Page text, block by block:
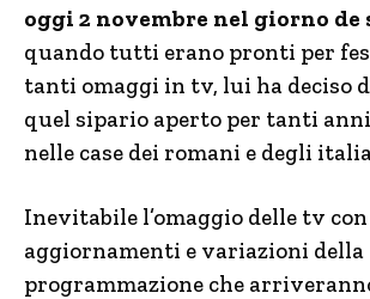
oggi 2 novembre nel giorno de
quando tutti erano pronti per
tanti omaggi in tv, lui ha deciso
quel sipario aperto per tanti
nelle case dei romani e degli
Inevitabile l’omaggio delle tv con
aggiornamenti e variazioni della
programmazione che